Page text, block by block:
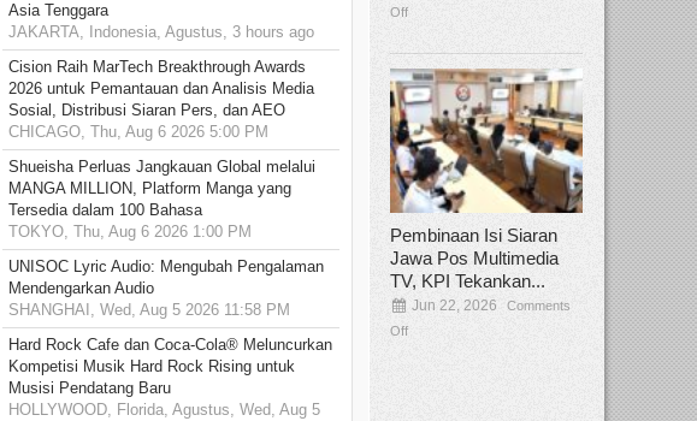
Asia Tenggara
JAKARTA, Indonesia, Agustus, 3 hours ago
Cision Raih MarTech Breakthrough Awards
2026 untuk Pemantauan dan Analisis Media
Sosial, Distribusi Siaran Pers, dan AEO
CHICAGO, Thu, Aug 6 2026 5:00 PM
Shueisha Perluas Jangkauan Global melalui
MANGA MILLION, Platform Manga yang
Tersedia dalam 100 Bahasa
TOKYO, Thu, Aug 6 2026 1:00 PM
UNISOC Lyric Audio: Mengubah Pengalaman
Mendengarkan Audio
SHANGHAI, Wed, Aug 5 2026 11:58 PM
Hard Rock Cafe dan Coca-Cola® Meluncurkan
Kompetisi Musik Hard Rock Rising untuk
Musisi Pendatang Baru
HOLLYWOOD, Florida, Agustus, Wed, Aug 5
Off
Pembinaan Isi Siaran
Jawa Pos Multimedia
TV, KPI Tekankan...
Jun 22, 2026
Comments
Off